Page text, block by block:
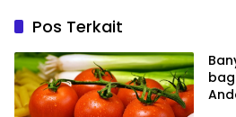
Pos Terkait